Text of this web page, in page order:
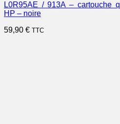
L0R95AE / 913A – cartouche
HP – noire
59,90 € TTC